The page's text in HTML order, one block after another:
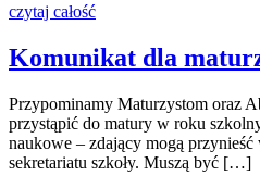
czytaj całość
Komunikat dla
Przypominamy Maturzystom oraz
przystąpić do matury w roku
naukowe – zdający mogą
sekretariatu szkoły. Muszą być […]